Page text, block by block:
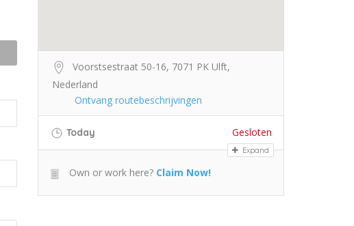
Voorstsestraat 50-16, 7071 PK Ulft,
Nederland
Ontvang routebeschrijvingen
Today Gesloten
Expand
Own or work here? Claim Now!